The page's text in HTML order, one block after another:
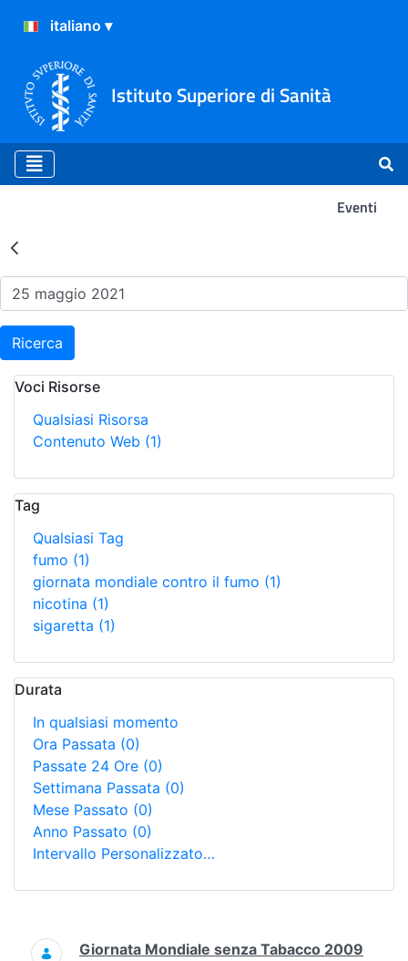
Istituto Superiore di Sanità
Eventi
Risultati della Ricerca -
Ricerca
Voci Risorse
Qualsiasi Risorsa
Contenuto Web (1)
Tag
Qualsiasi Tag
fumo (1)
giornata mondiale contro il fumo (1)
nicotina (1)
sigaretta (1)
Durata
In qualsiasi momento
Ora Passata (0)
Passate 24 Ore (0)
Settimana Passata (0)
Mese Passato (0)
Anno Passato (0)
Intervallo Personalizzato…
Ricerca
Giornata Mondiale senza Tabacco 2009